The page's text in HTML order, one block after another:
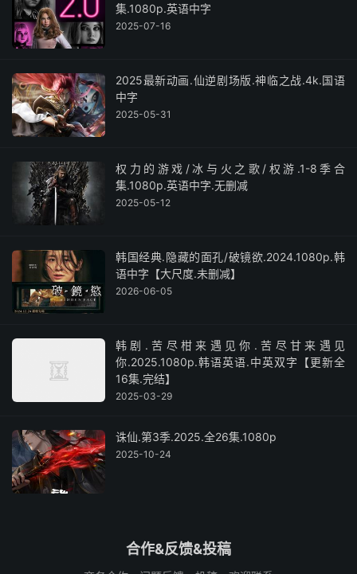
集.1080p.英语中字
2025-07-16
2025最新动画.仙逆剧场版.神临之战.4k.国语
中字
2025-05-31
权力的游戏/冰与火之歌/权游.1-8季合
集.1080p.英语中字.无删减
2025-05-12
韩国经典.隐藏的面孔/破镜欲.2024.1080p.韩
语中字【大尺度.未删减】
2026-06-05
韩剧.苦尽柑来遇见你.苦尽甘来遇见
你.2025.1080p.韩语英语.中英双字【更新全
16集.完结】
2025-03-29
诛仙.第3季.2025.全26集.1080p
2025-10-24
合作&反馈&投稿